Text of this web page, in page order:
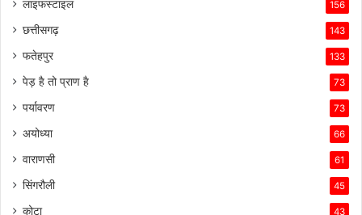
लाइफस्टाइल 156
छत्तीसगढ़ 143
फतेहपुर 133
पेड़ है तो प्राण है 73
पर्यावरण 73
अयोध्या 66
वाराणसी 61
सिंगरौली 45
कोटा 43